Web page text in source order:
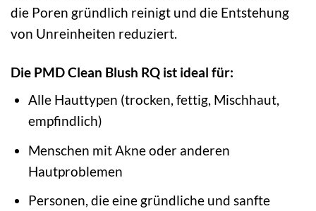
die Poren gründlich reinigt und die Entstehung
von Unreinheiten reduziert.
Die PMD Clean Blush RQ ist ideal für:
Alle Hauttypen (trocken, fettig, Mischhaut,
empfindlich)
Menschen mit Akne oder anderen
Hautproblemen
Personen, die eine gründliche und sanfte